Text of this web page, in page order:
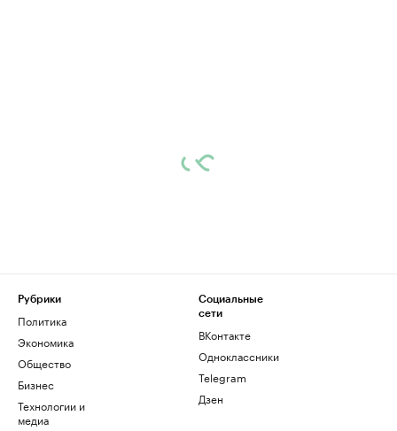
Рубрики
Политика
Экономика
Общество
Бизнес
Технологии и
медиа
Социальные
сети
ВКонтакте
Одноклассники
Telegram
Дзен